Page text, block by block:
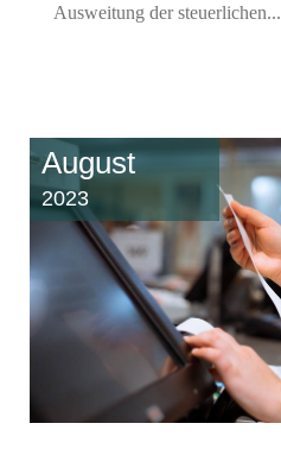
Ausweitung der steuerlichen...
August
2023